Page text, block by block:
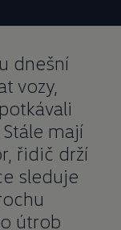
dnešní
vozy,
mají
řidič drží
sleduje
útrob